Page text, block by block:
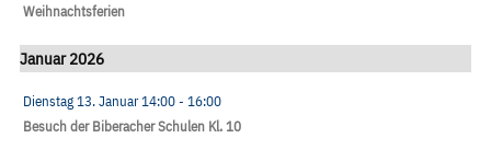
Weihnachtsferien
Januar 2026
Dienstag 13. Januar14:00- 16:00
Besuch der Biberacher Schulen Kl. 10